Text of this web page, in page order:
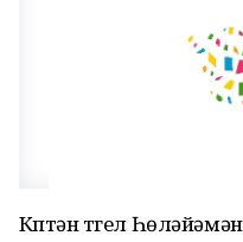
Күптән түгел